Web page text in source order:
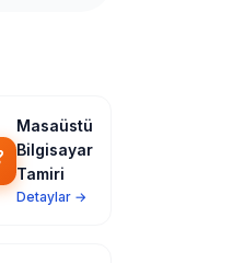
Masaüstü
Bilgisayar
Tamiri
Detaylar →